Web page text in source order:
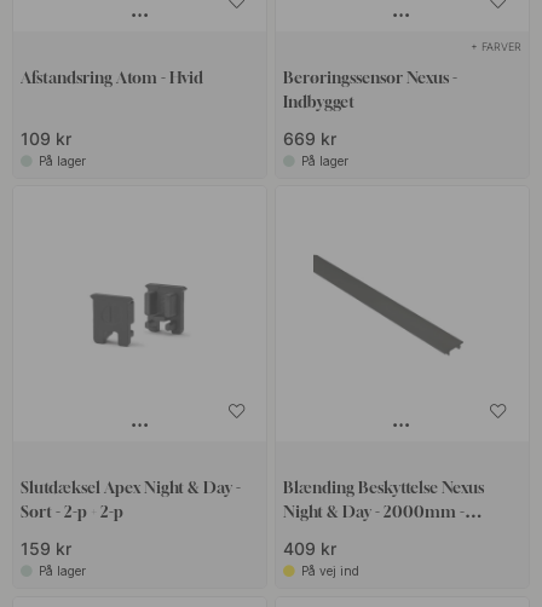
Afstandsring Atom - Hvid
109 kr
På lager
+ FARVER
Berøringssensor Nexus -
Indbygget
669 kr
På lager
Slutdæksel ​​​​Apex Night & Day -
Sort - 2-p + 2-p
159 kr
På lager
Blænding Beskyttelse Nexus
Night & Day - 2000mm -
409 kr
På vej ind